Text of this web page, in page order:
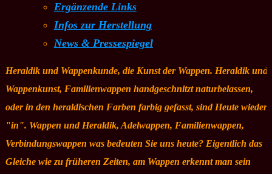
Ergänzende Links
Infos zur Herstellung
News & Pressespiegel
Heraldik und Wappenkunde, die Kunst der Wappen. Heraldik und
Wappenkunst, Familienwappen handgeschnitzt naturbelassen,
oder in den heraldischen Farben farbig gefasst, sind Heute wieder
"in". Wappen und Heraldik, Adelwappen, Familienwappen,
Verbindungswappen was bedeuten Sie uns heute? Eigentlich das
Gleiche wie zu früheren Zeiten, am Wappen erkennt man sein